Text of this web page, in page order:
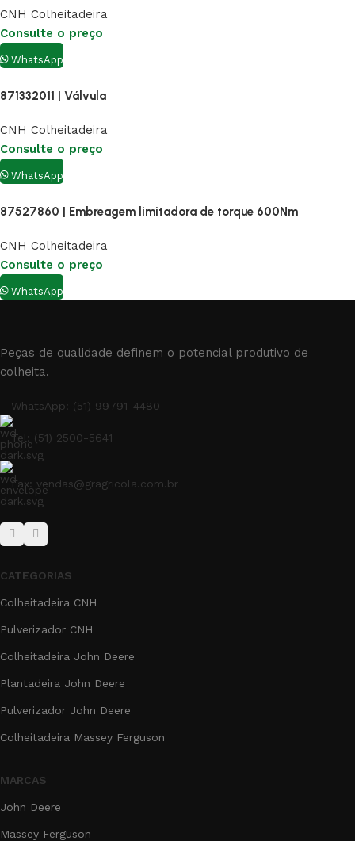
CNH Colheitadeira
Consulte o preço
WhatsApp
871332011 | Válvula
CNH Colheitadeira
Consulte o preço
WhatsApp
87527860 | Embreagem limitadora de torque 600Nm
CNH Colheitadeira
Consulte o preço
WhatsApp
Peças de qualidade definem o potencial produtivo de
colheita.
WhatsApp: (51) 99791-4480
Tel: (51) 2500-5641
Fax: vendas@gragricola.com.br
CATEGORIAS
Colheitadeira CNH
Pulverizador CNH
Colheitadeira John Deere
Plantadeira John Deere
Pulverizador John Deere
Colheitadeira Massey Ferguson
MARCAS
John Deere
Massey Ferguson